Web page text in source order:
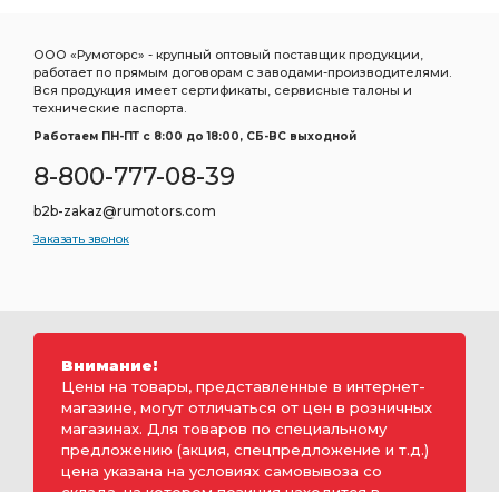
ООО «Румоторс» - крупный оптовый поставщик продукции,
работает по прямым договорам с заводами-производителями.
Вся продукция имеет сертификаты, сервисные талоны и
технические паспорта.
Работаем ПН-ПТ c 8:00 до 18:00, СБ-ВС выходной
8-800-777-08-39
b2b-zakaz@rumotors.com
Заказать звонок
Внимание!
Цены на товары, представленные в интернет-
магазине, могут отличаться от цен в розничных
магазинах. Для товаров по специальному
предложению (акция, спецпредложение и т.д.)
цена указана на условиях самовывоза со